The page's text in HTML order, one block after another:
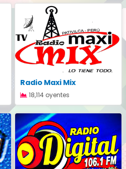
Radio Maxi Mix
18,114 oyentes